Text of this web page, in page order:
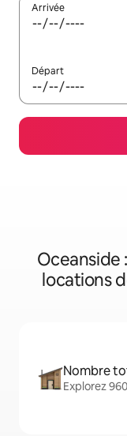
Arrivée
Départ
Oceanside
locations
Nombre
Explorez